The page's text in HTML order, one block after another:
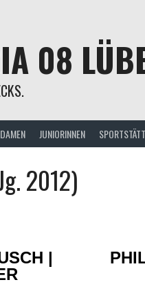
08
DAMEN JUNIORINNEN
2012)
|